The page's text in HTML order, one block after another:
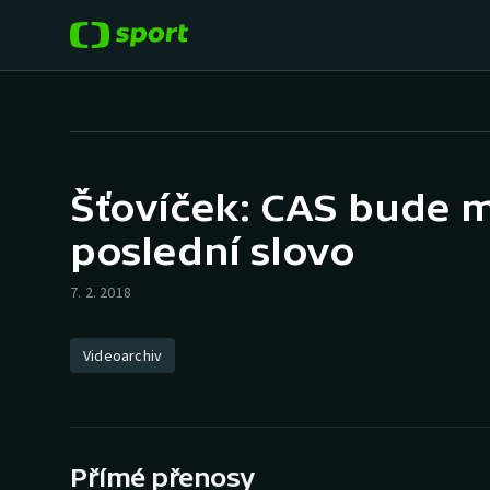
Hokej
Tenis
Cyklistika
Baseball a softbal
Basketbal
Šťovíček: CAS bude
poslední slovo
7. 2. 2018
Videoarchiv
Přímé přenosy